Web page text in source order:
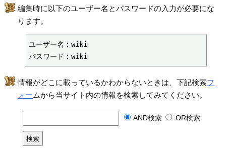
編集時に以下のユーザー名とパスワードの入力が必要にな
ります。
ユーザー名：wiki
パスワード：wiki
情報がどこに載っているかわからないときは、下記検索フ
ォー ムから当サイト内の情報を検索してみてください。
AND検索 OR検索